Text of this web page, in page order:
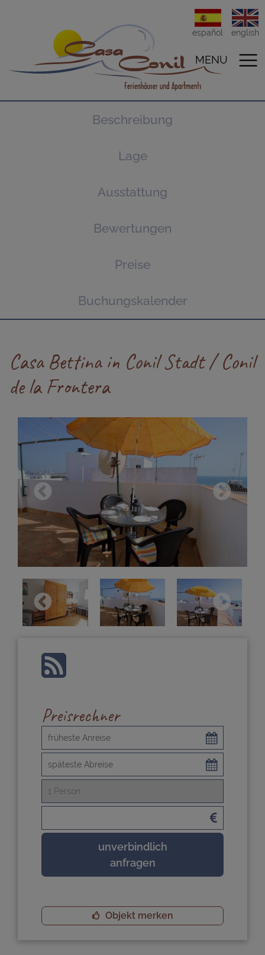
español english
MENU
Beschreibung
Lage
Ausstattung
Bewertungen
Preise
Buchungskalender
Casa Bettina in Conil Stadt / Conil
de la Frontera
Preisrechner
unverbindlich
anfragen
Objekt merken